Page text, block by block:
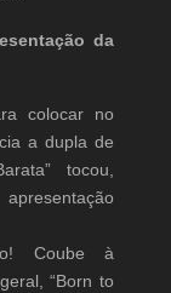
da
colocar no
a dupla de
tocou,
Coube à
“Born to